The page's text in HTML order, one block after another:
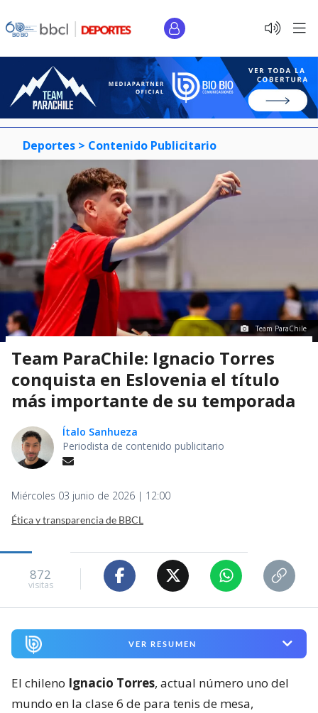
Deportes > Contenido Publicitario
Team ParaChile
Team ParaChile: Ignacio Torres
conquista en Eslovenia el título
más importante de su temporada
Ítalo Sanhueza
Periodista de contenido publicitario
Miércoles 03 junio de 2026 | 12:00
Ética y transparencia de BBCL
872
visitas
VER RESUMEN
El chileno Ignacio Torres, actual número uno del
mundo en la clase 6 de para tenis de mesa,